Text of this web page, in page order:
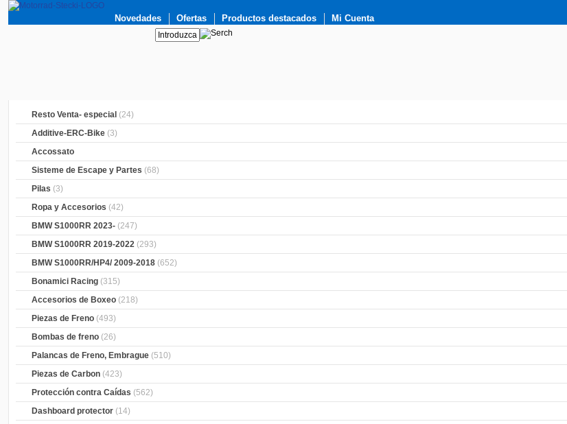
Novedades Ofertas Productos destacados Mi Cuenta
Resto Venta- especial (24)
Additive-ERC-Bike (3)
Accossato
Sisteme de Escape y Partes (68)
Pilas (3)
Ropa y Accesorios (42)
BMW S1000RR 2023- (247)
BMW S1000RR 2019-2022 (293)
BMW S1000RR/HP4/ 2009-2018 (652)
Bonamici Racing (315)
Accesorios de Boxeo (218)
Piezas de Freno (493)
Bombas de freno (26)
Palancas de Freno, Embrague (510)
Piezas de Carbon (423)
Protección contra Caídas (562)
Dashboard protector (14)